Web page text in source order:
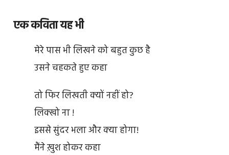
एक कविता यह भी
मेरे पास भी लिखने को बहुत कुछ है
उसने चहकते हुए कहा
तो फिर लिखती क्यों नहीं हो?
लिक्खो ना !
इससे सुंदर भला और क्या होगा!
मैंने ख़ुश होकर कहा